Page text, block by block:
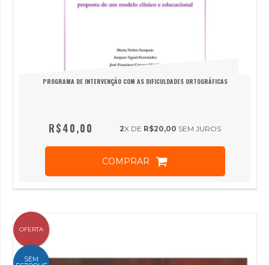
PROGRAMA DE INTERVENÇÃO COM AS DIFICULDADES ORTOGRÁFICAS
R$40,00 2X DE R$20,00 SEM JUROS
COMPRAR
OFERTA
SEM